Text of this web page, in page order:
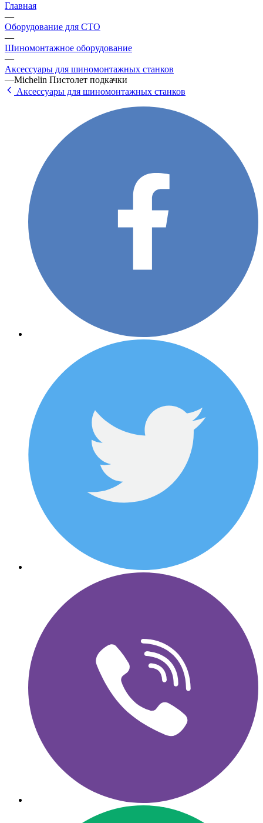
Главная
—
Оборудование для СТО
—
Шиномонтажное оборудование
—
Аксессуары для шиномонтажных станков
—Michelin Пистолет подкачки
Аксессуары для шиномонтажных станков